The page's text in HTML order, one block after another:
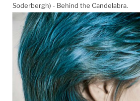
Soderbergh) - Behind the Candelabra.